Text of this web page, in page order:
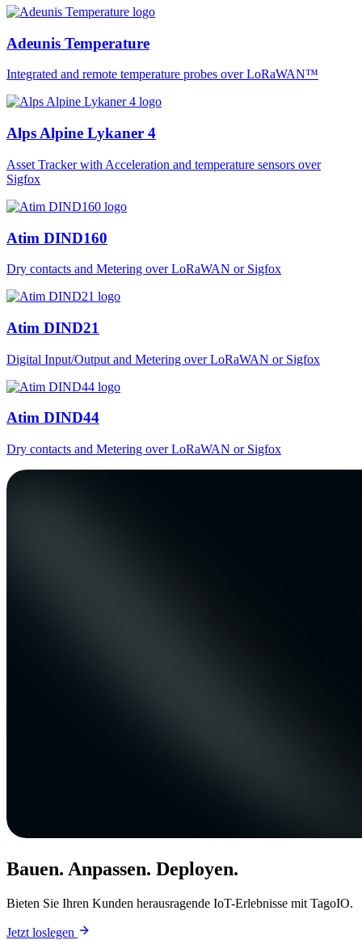
Adeunis Temperature
Integrated and remote temperature probes over LoRaWAN™
Alps Alpine Lykaner 4
Asset Tracker with Acceleration and temperature sensors over
Sigfox
Atim DIND160
Dry contacts and Metering over LoRaWAN or Sigfox
Atim DIND21
Digital Input/Output and Metering over LoRaWAN or Sigfox
Atim DIND44
Dry contacts and Metering over LoRaWAN or Sigfox
Bauen. Anpassen. Deployen.
Bieten Sie Ihren Kunden herausragende IoT-Erlebnisse mit TagoIO.
Jetzt loslegen